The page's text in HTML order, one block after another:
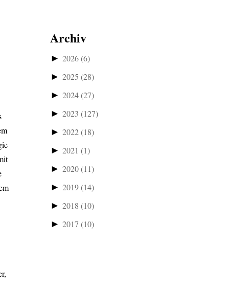
Archiv
► 2026(6)
► 2025 (28)
► 2024(27)
► 2023 (127)
► 2022(18)
► 2021 (1)
► 2020(11)
► 2019(14)
► 2018 (10)
► 2017 (10)